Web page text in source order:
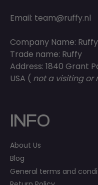
Email: team@ruffy.nl
Company Name: Ruffy
Trade name: Ruffy
Address: 1840 Grant
USA ( not a visiting or
INFO
About Us
Blog
General terms and